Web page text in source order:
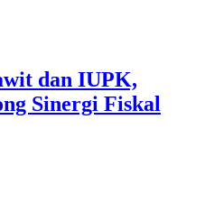
dan IUPK,
Sinergi Fiskal